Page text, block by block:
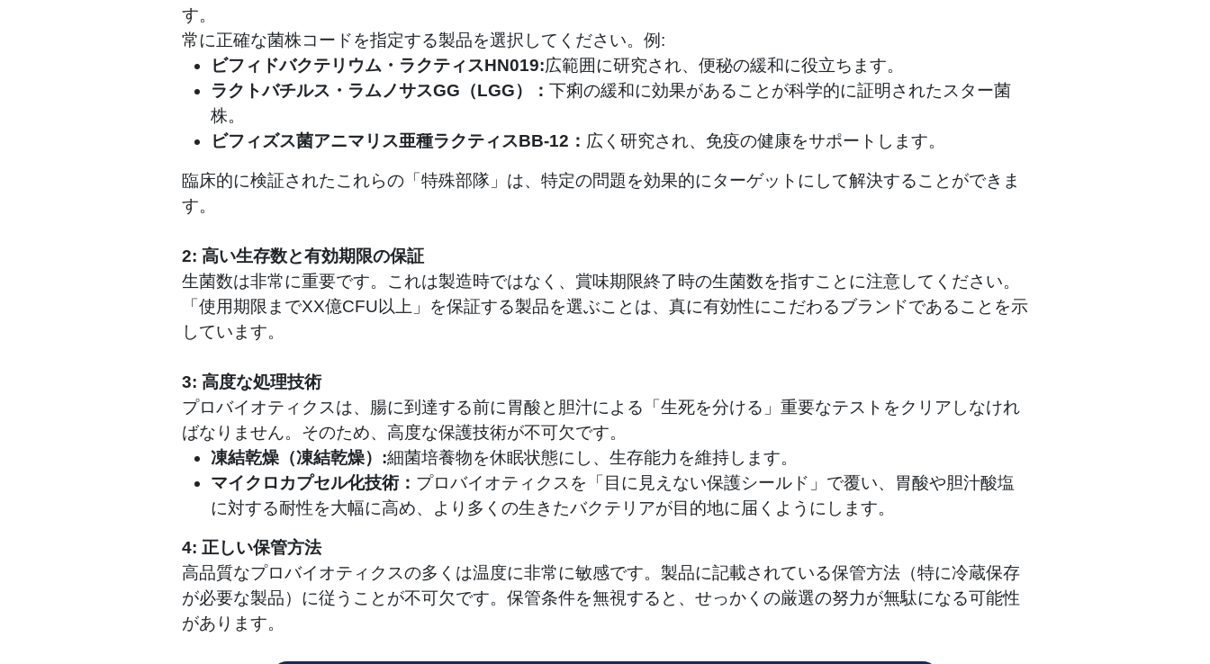
す。
常に正確な菌株コードを指定する製品を選択してください。例:
ビフィドバクテリウム・ラクティスHN019:広範囲に研究され、便秘の緩和に役立ちます。
ラクトバチルス・ラムノサスGG（LGG）： 下痢の緩和に効果があることが科学的に証明されたスター菌
株。
ビフィズス菌アニマリス亜種ラクティスBB-12： 広く研究され、免疫の健康をサポートします。
臨床的に検証されたこれらの「特殊部隊」は、特定の問題を効果的にターゲットにして解決することができま
す。
2: 高い生存数と有効期限の保証
生菌数は非常に重要です。これは製造時ではなく、賞味期限終了時の生菌数を指すことに注意してください。
「使用期限までXX億CFU以上」を保証する製品を選ぶことは、真に有効性にこだわるブランドであることを示
しています。
3: 高度な処理技術
プロバイオティクスは、腸に到達する前に胃酸と胆汁による「生死を分ける」重要なテストをクリアしなけれ
ばなりません。そのため、高度な保護技術が不可欠です。
凍結乾燥（凍結乾燥）:細菌培養物を休眠状態にし、生存能力を維持します。
マイクロカプセル化技術： プロバイオティクスを「目に見えない保護シールド」で覆い、胃酸や胆汁酸塩
に対する耐性を大幅に高め、より多くの生きたバクテリアが目的地に届くようにします。
4: 正しい保管方法
高品質なプロバイオティクスの多くは温度に非常に敏感です。製品に記載されている保管方法（特に冷蔵保存
が必要な製品）に従うことが不可欠です。保管条件を無視すると、せっかくの厳選の努力が無駄になる可能性
があります。